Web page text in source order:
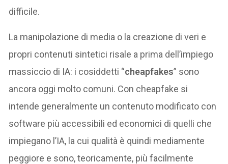
difficile.
La manipolazione di media o la creazione di veri e
propri contenuti sintetici risale a prima dell’impiego
massiccio di IA: i cosiddetti “cheapfakes” sono
ancora oggi molto comuni. Con cheapfake si
intende generalmente un contenuto modificato con
software più accessibili ed economici di quelli che
impiegano l’IA, la cui qualità è quindi mediamente
peggiore e sono, teoricamente, più facilmente